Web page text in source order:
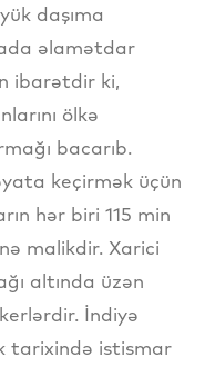
daşıma
əlamətdar
ibarətdir ki,
ölkə
bacarıb.
keçirmək üçün
hər biri 115 min
malikdir. Xarici
altında üzən
İndiyə
tarixində istismar